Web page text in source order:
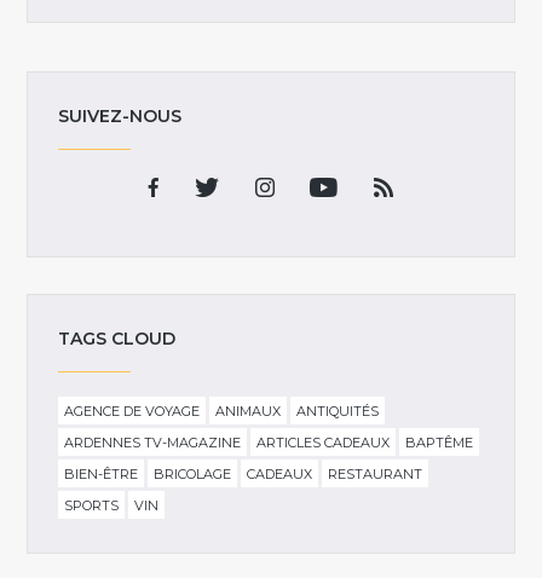
SUIVEZ-NOUS
TAGS CLOUD
AGENCE DE VOYAGE ANIMAUX
ANTIQUITÉS
ARDENNES TV-MAGAZINE
ARTICLES CADEAUX
BAPTÊME
BIEN-ÊTRE
BRICOLAGE CADEAUX
RESTAURANT
SPORTS
VIN